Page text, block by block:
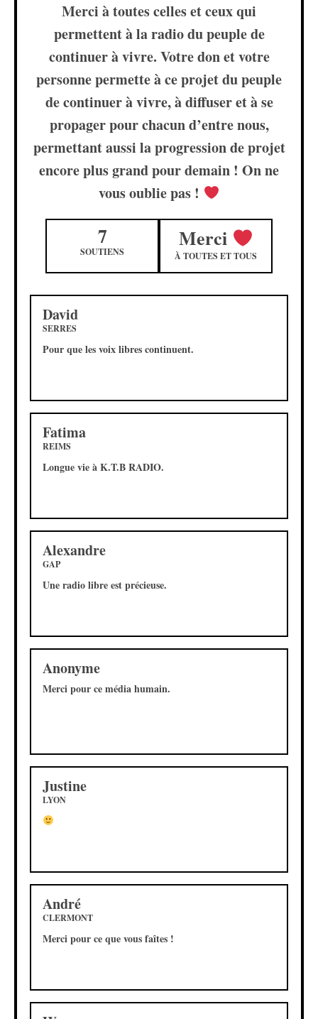
Merci à toutes celles et ceux qui
permettent à la radio du peuple de
continuer à vivre. Votre don et votre
personne permette à ce projet du peuple
de continuer à vivre, à diffuser et à se
propager pour chacun d’entre nous,
permettant aussi la progression de projet
encore plus grand pour demain ! On ne
vous oublie pas !
7
SOUTIENS
Merci
À TOUTES ET TOUS
David
SERRES
Pour que les voix libres continuent.
Fatima
REIMS
Longue vie à K.T.B RADIO.
Alexandre
GAP
Une radio libre est précieuse.
Anonyme
Merci pour ce média humain.
Justine
LYON
André
CLERMONT
Merci pour ce que vous faîtes !